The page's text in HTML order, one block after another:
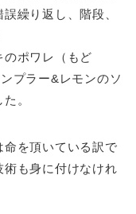
繰り返し、階段、
のポワレ（もど
プラー&レモンのソ
。
を頂いている訳で
も身に付けなけれ